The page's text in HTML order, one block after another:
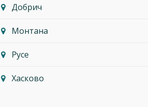
Добрич
Монтана
Русе
Хасково